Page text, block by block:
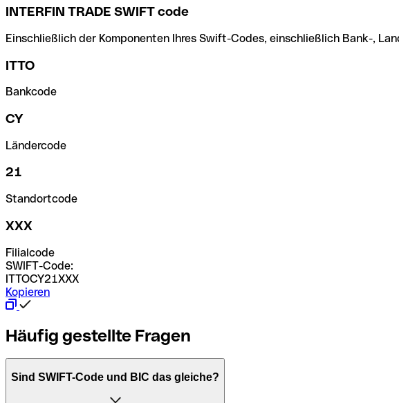
INTERFIN TRADE SWIFT code
Einschließlich der Komponenten Ihres Swift-Codes, einschließlich Bank-,
ITTO
Bankcode
CY
Ländercode
21
Standortcode
XXX
Filialcode
SWIFT-Code:
ITTOCY21XXX
Kopieren
Häufig gestellte Fragen
Sind SWIFT-Code und BIC das gleiche?